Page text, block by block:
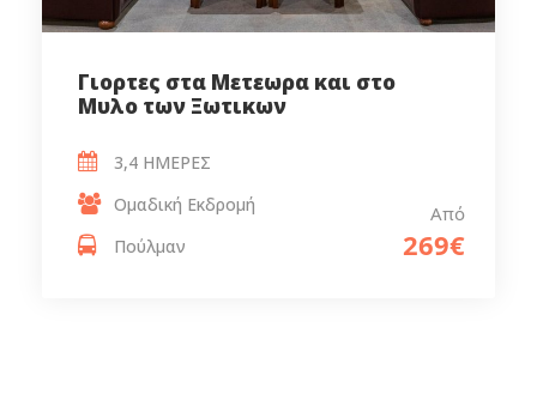
Γιορτες στα Μετεωρα και στο
Μυλο των Ξωτικων
Από
269€
3,4 ΗΜΕΡΕΣ
Ομαδική Εκδρομή
Πούλμαν